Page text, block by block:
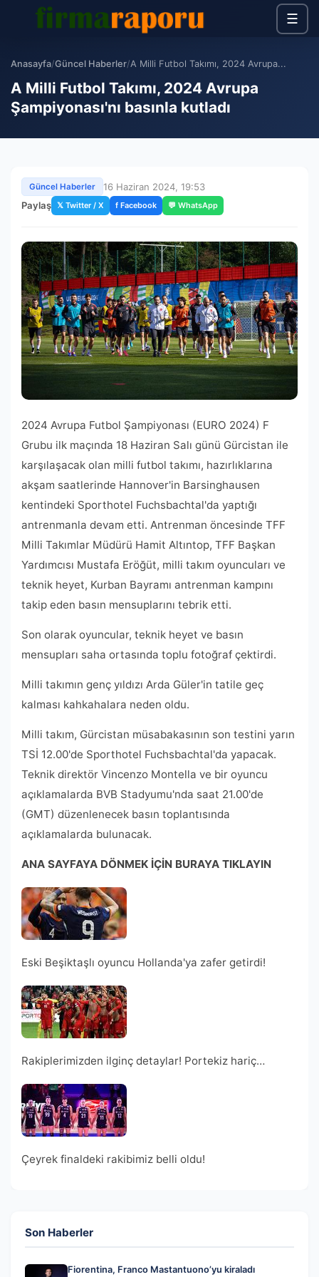
☰
Anasayfa/Güncel Haberler/A Milli Futbol Takımı, 2024 Avrupa...
A Milli Futbol Takımı, 2024 Avrupa
Şampiyonası'nı basınla kutladı
Güncel Haberler
16 Haziran 2024, 19:53
Paylaş 𝕏 Twitter / X f Facebook 💬 WhatsApp
2024 Avrupa Futbol Şampiyonası (EURO 2024) F
Grubu ilk maçında 18 Haziran Salı günü Gürcistan ile
karşılaşacak olan milli futbol takımı, hazırlıklarına
akşam saatlerinde Hannover'in Barsinghausen
kentindeki Sporthotel Fuchsbachtal'da yaptığı
antrenmanla devam etti. Antrenman öncesinde TFF
Milli Takımlar Müdürü Hamit Altıntop, TFF Başkan
Yardımcısı Mustafa Eröğüt, milli takım oyuncuları ve
teknik heyet, Kurban Bayramı antrenman kampını
takip eden basın mensuplarını tebrik etti.
Son olarak oyuncular, teknik heyet ve basın
mensupları saha ortasında toplu fotoğraf çektirdi.
Milli takımın genç yıldızı Arda Güler'in tatile geç
kalması kahkahalara neden oldu.
Milli takım, Gürcistan müsabakasının son testini yarın
TSİ 12.00'de Sporthotel Fuchsbachtal'da yapacak.
Teknik direktör Vincenzo Montella ve bir oyuncu
açıklamalarda BVB Stadyumu'nda saat 21.00'de
(GMT) düzenlenecek basın toplantısında
açıklamalarda bulunacak.
ANA SAYFAYA DÖNMEK İÇİN BURAYA TIKLAYIN
Eski Beşiktaşlı oyuncu Hollanda'ya zafer getirdi!
Rakiplerimizden ilginç detaylar! Portekiz hariç…
Çeyrek finaldeki rakibimiz belli oldu!
Son Haberler
Fiorentina, Franco Mastantuono’yu kiraladı